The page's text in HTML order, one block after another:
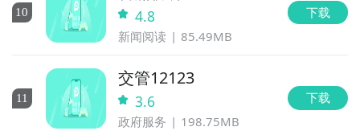
10 4.8
新闻阅读 85.49MB
下载
11
交管12123
3.6
政府服务 198.75MB
下载